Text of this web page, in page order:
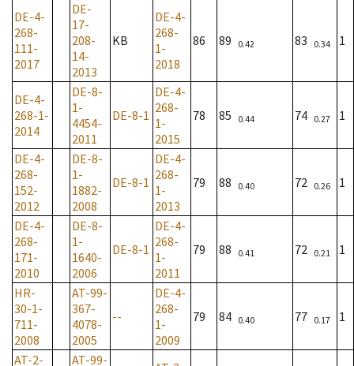
DE-4-
268-
111-
2017
DE-
17-
208-
14-
2013
KB
DE-4-
268-
1-
2018
86 89 0.42 83 0.34 1
DE-4-
268-1-
2014
DE-8-
1-
4454-
2011
DE-8-1
DE-4-
268-
1-
2015
78 85 0.44 74 0.27 1
DE-4-
268-
152-
2012
DE-8-
1-
1882-
2008
DE-8-1
DE-4-
268-
1-
2013
79 88 0.40 72 0.26 1
DE-4-
268-
171-
2010
DE-8-
1-
1640-
2006
DE-8-1
DE-4-
268-
1-
2011
79 88 0.41 72 0.21 1
HR-
30-1-
711-
2008
AT-99-
367-
4078-
2005
--
DE-4-
268-
1-
2009
79 84 0.40 77 0.17 1
AT-2- AT-99-